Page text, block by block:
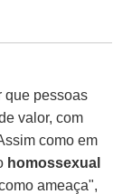
que pessoas
valor, com
como em
homossexual
ameaça",